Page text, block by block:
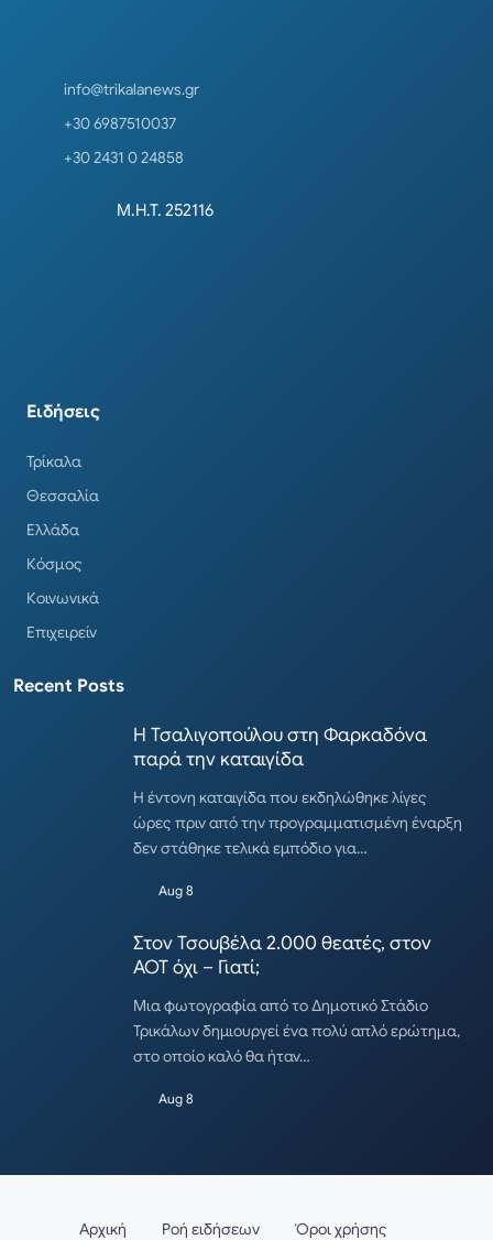
info@trikalanews.gr
+30 6987510037
+30 2431 0 24858
Μ.Η.Τ. 252116
Ειδήσεις
Τρίκαλα
Θεσσαλία
Ελλάδα
Κόσμος
Κοινωνικά
Επιχειρείν
Recent Posts
Η Τσαλιγοπούλου στη Φαρκαδόνα
παρά την καταιγίδα
Η έντονη καταιγίδα που εκδηλώθηκε λίγες
ώρες πριν από την προγραμματισμένη έναρξη
δεν στάθηκε τελικά εμπόδιο για…
Aug 8
Στον Τσουβέλα 2.000 θεατές, στον
ΑΟΤ όχι – Γιατί;
Μια φωτογραφία από το Δημοτικό Στάδιο
Τρικάλων δημιουργεί ένα πολύ απλό ερώτημα,
στο οποίο καλό θα ήταν…
Aug 8
Αρχική Ροή ειδήσεων Όροι χρήσης